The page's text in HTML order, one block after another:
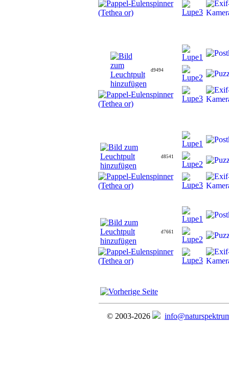
d9494
d8541
d7661
© 2003-2026